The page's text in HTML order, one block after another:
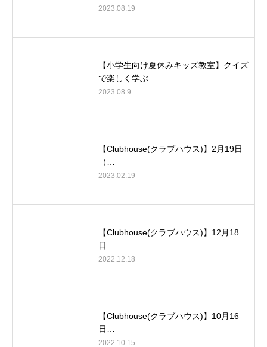
2023.08.19
【小学生向け夏休みキッズ教室】クイズ
で楽しく学ぶ …
2023.08.9
【Clubhouse(クラブハウス)】2月19日
（…
2023.02.19
【Clubhouse(クラブハウス)】12月18
日…
2022.12.18
【Clubhouse(クラブハウス)】10月16
日…
2022.10.15